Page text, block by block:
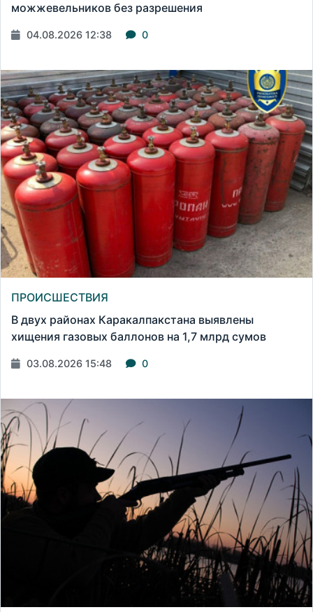
можжевельников без разрешения
04.08.2026 12:38 0
ПРОИСШЕСТВИЯ
В двух районах Каракалпакстана выявлены
хищения газовых баллонов на 1,7 млрд сумов
03.08.2026 15:48 0